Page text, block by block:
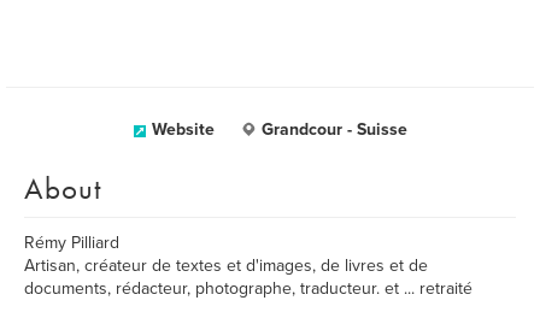
Website Grandcour - Suisse
About
Rémy Pilliard
Artisan, créateur de textes et d'images, de livres et de
documents, rédacteur, photographe, traducteur. et ... retraité